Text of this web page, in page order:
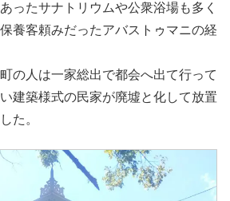
ったサナトリウムや公衆浴場も多く
養客頼みだったアバストゥマニの経
の人は一家総出で都会へ出て行って
建築様式の民家が廃墟と化して放置
た。